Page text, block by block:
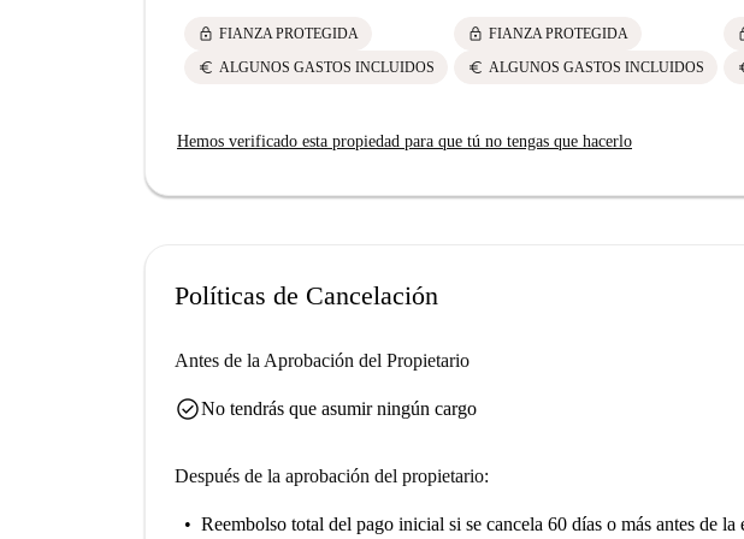
lock FIANZA PROTEGIDA
euro ALGUNOS GASTOS INCLUIDOS
lock FIANZA PROTEGIDA
euro ALGUNOS GASTOS INCLUIDOS
Hemos verificado esta propiedad para que tú no tengas que hacerlo
Políticas de Cancelación
Antes de la Aprobación del Propietario
check_circleNo tendrás que asumir ningún cargo
Después de la aprobación del propietario:
Reembolso total del pago inicial si se cancela 60 días o más antes de la